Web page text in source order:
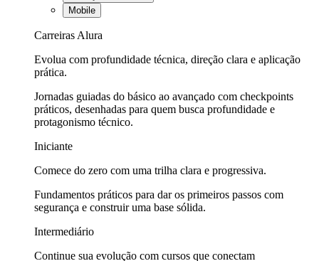
Mobile
Carreiras Alura
Evolua com profundidade técnica, direção clara e aplicação
prática.
Jornadas guiadas do básico ao avançado com checkpoints
práticos, desenhadas para quem busca profundidade e
protagonismo técnico.
Iniciante
Comece do zero com uma trilha clara e progressiva.
Fundamentos práticos para dar os primeiros passos com
segurança e construir uma base sólida.
Intermediário
Continue sua evolução com cursos que conectam